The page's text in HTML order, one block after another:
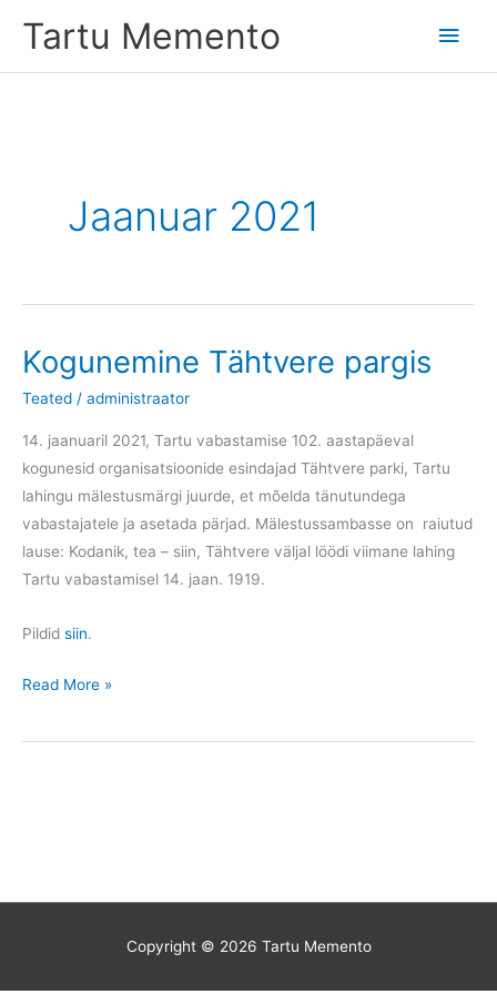
Tartu Memento
Main
Jaanuar 2021
Kogunemine Tähtvere pargis
Teated / administraator
14. jaanuaril 2021, Tartu vabastamise 102. aastapäeval
kogunesid organisatsioonide esindajad Tähtvere parki, Tartu
lahingu mälestusmärgi juurde, et mõelda tänutundega
vabastajatele ja asetada pärjad. Mälestussambasse on raiutud
lause: Kodanik, tea – siin, Tähtvere väljal löödi viimane lahing
Tartu vabastamisel 14. jaan. 1919.
Pildid siin.
Kogunemine
pargis
Read More »
Copyright © 2026 Tartu Memento